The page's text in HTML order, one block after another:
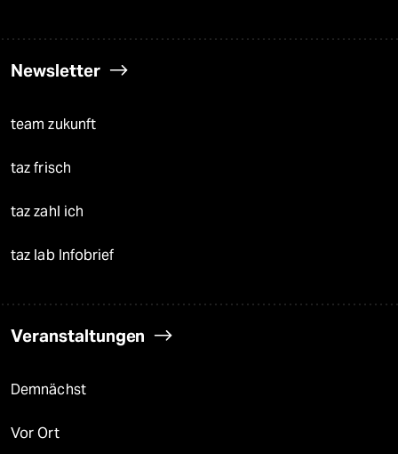
Newsletter
team zukunft
taz frisch
taz zahl ich
taz lab Infobrief
Veranstaltungen
Demnächst
Vor Ort